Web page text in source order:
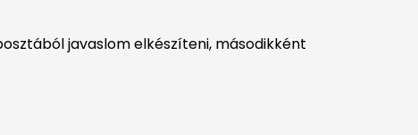
javaslom elkészíteni, másodikként